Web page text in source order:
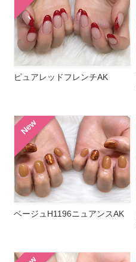
ピュアレッドフレンチAK
New
ベージュH1196ニュアンスAK